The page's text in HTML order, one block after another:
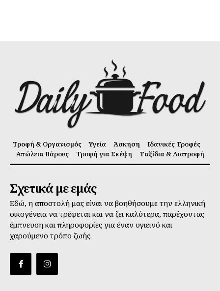
Τροφή & Οργανισμός Υγεία Άσκηση
Ιδανικές Τροφές
Απώλεια Βάρους
Τροφή για Σκέψη Ταξίδια & Διατροφή
Σχετικά με εμάς
Εδώ, η αποστολή μας είναι να βοηθήσουμε την ελληνική
οικογένεια να τρέφεται και να ζει καλύτερα, παρέχοντας
έμπνευση και πληροφορίες για έναν υγιεινό και
χαρούμενο τρόπο ζωής.